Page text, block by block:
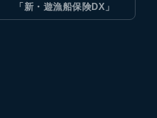
「新・遊漁船保険DX」